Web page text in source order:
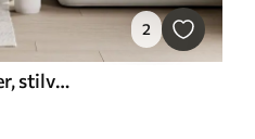
2
Fototapeten Strand und Meer, stilvoller Minimalismus und Loft